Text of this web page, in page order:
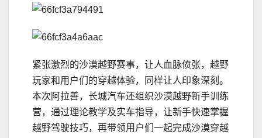
紧张激烈的沙漠越野赛事，让人血脉偾张，越野
玩家和用户们的穿越体验，同样让人印象深刻。
本次阿拉善，长城汽车还组织沙漠越野新手训练
营，通过理论教学及实车指导，让新手快速掌握
越野驾驶技巧，再带领用户们一起完成沙漠穿越